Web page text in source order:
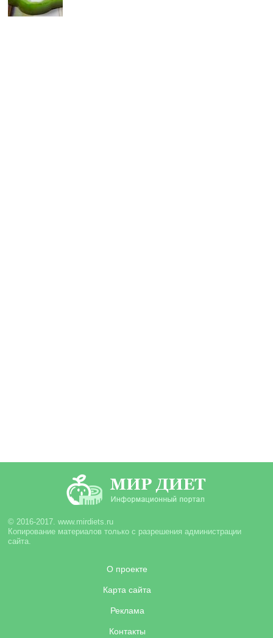
© 2016-2017. www.mirdiets.ru
Копирование материалов только с разрешения администрации
сайта.
О проекте
Карта сайта
Реклама
Контакты